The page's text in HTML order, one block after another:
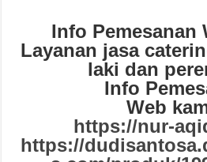
Info Pemesanan
Layanan jasa
laki dan
Info
Web
https://nur-
https://